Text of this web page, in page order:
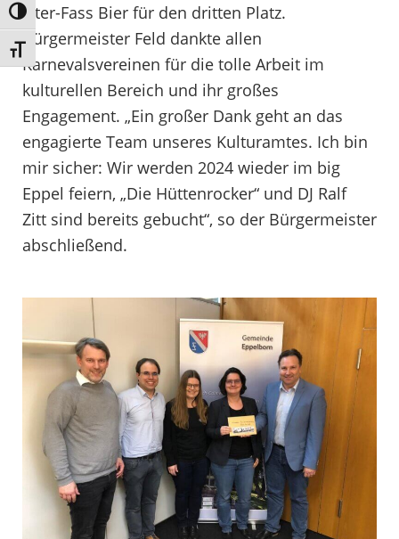
Umschalten auf hohe Kontraste
Schrift vergrößern
Liter-Fass Bier für den dritten Platz.
Bürgermeister Feld dankte allen
Karnevalsvereinen für die tolle Arbeit im
kulturellen Bereich und ihr großes
Engagement. „Ein großer Dank geht an das
engagierte Team unseres Kulturamtes. Ich bin
mir sicher: Wir werden 2024 wieder im big
Eppel feiern, „Die Hüttenrocker“ und DJ Ralf
Zitt sind bereits gebucht“, so der Bürgermeister
abschließend.